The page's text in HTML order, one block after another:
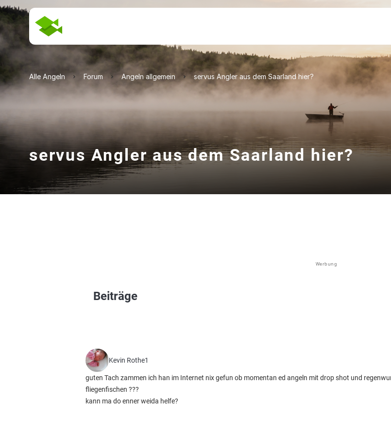
Alle Angeln Forum Angeln allgemein servus Angler aus dem Saarland hier?
servus Angler aus dem Saarland hier?
Werbung
Beiträge
Kevin Rothe1
guten Tach zammen ich han im Internet nix gefun ob momentan ed angeln mit drop shot und
fliegenfischen ???
kann ma do enner weida helfe?